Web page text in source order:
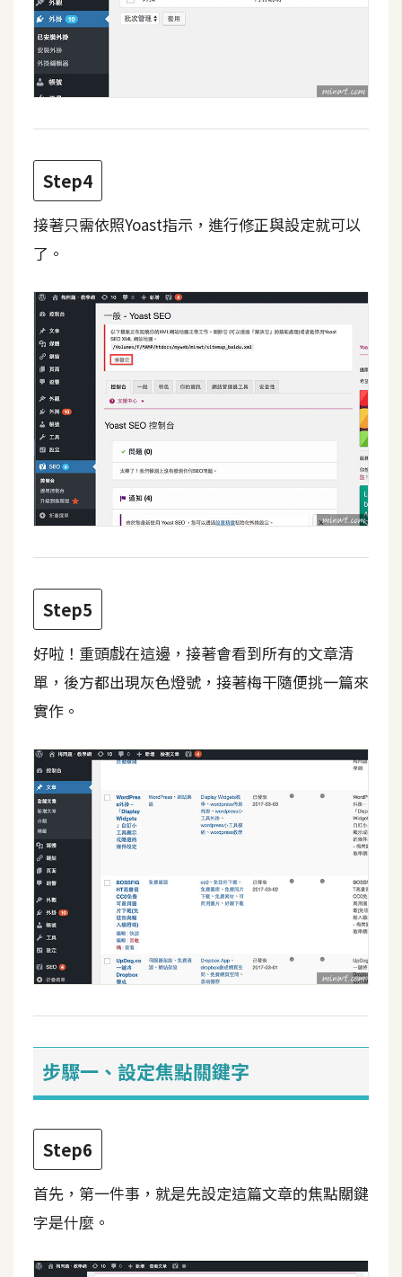
W
o
o
C
m
e
c
e
金
流
物
流
架
設
主
機
與
域
S
E
工
具
免
費
空
間
網
頁
設
計
端
H
L
C
S
Step4
接著只需依照Yoast指示，進行修正與設定就可以
了。
Step5
好啦！重頭戲在這邊，接著會看到所有的文章清
單，後方都出現灰色燈號，接著梅干隨便挑一篇來
實作。
步驟一、設定焦點關鍵字
Step6
首先，第一件事，就是先設定這篇文章的焦點關鍵
字是什麼。